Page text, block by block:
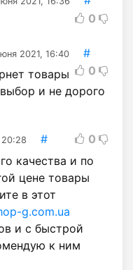
0
2021, 16:40
#
0
товары
и не дорого
#
0
качества и по
цене товары
в этот
g.com.ua
и с быстрой
к ним